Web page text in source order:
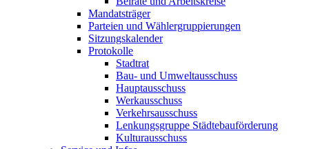
Mandatsträger
Parteien und Wählergruppierungen
Sitzungskalender
Protokolle
Stadtrat
Bau- und Umweltausschuss
Hauptausschuss
Werkausschuss
Verkehrsausschuss
Lenkungsgruppe Städtebauförderung
Kulturausschuss